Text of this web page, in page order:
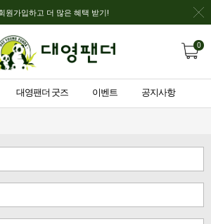
원가입하고 더 많은 혜택 받기!
0
대영팬더 굿즈 이벤트 공지사항